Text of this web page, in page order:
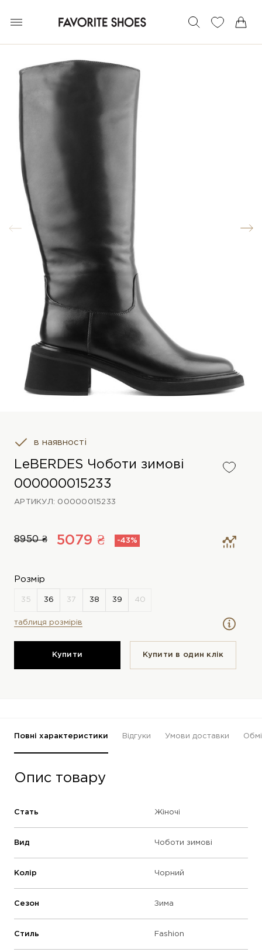
в наявності
LeBERDES Чоботи зимові
000000015233
АРТИКУЛ: 00000015233
8950 ₴ 5079 ₴ -43%
Розмір
таблиця розмірів
Купити Купити в один клiк
Повні характеристики Відгуки Умови доставки
Опис товару
Стать Жіночі
Вид Чоботи зимові
Колір Чорний
Сезон Зима
Стиль Fashion